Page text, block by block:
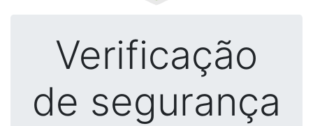
Verificação
de segurança